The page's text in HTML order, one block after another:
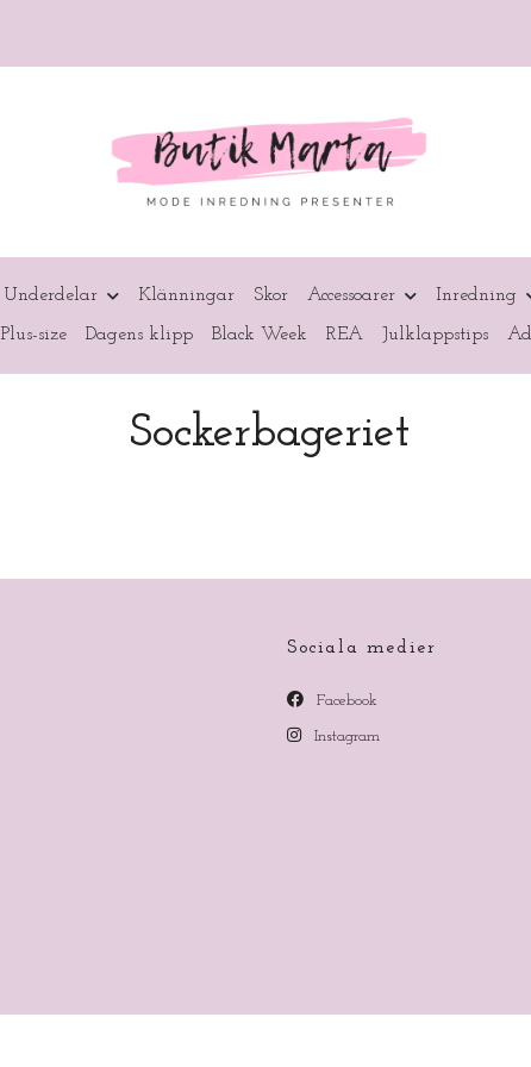
Underdelar Klänningar Skor Accessoarer Inredning
Plus-size Dagens klipp Black Week REA Julklappstips
Sockerbageriet
Sociala medier
Facebook
Instagram